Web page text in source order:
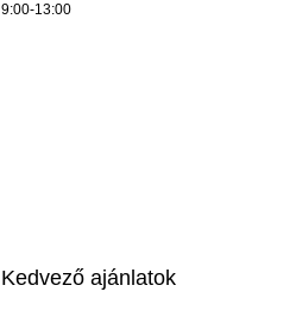
9:00-13:00
Kedvező ajánlatok